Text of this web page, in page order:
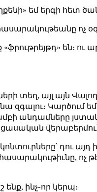
եմ երգի հետ
հասարակութեանը ոչ
են։ ու
տեղ, այլ այն
զգալու։ Կարծում
անդամները
դու այդ
ոչ
ենք, ինչ֊որ կերպ։